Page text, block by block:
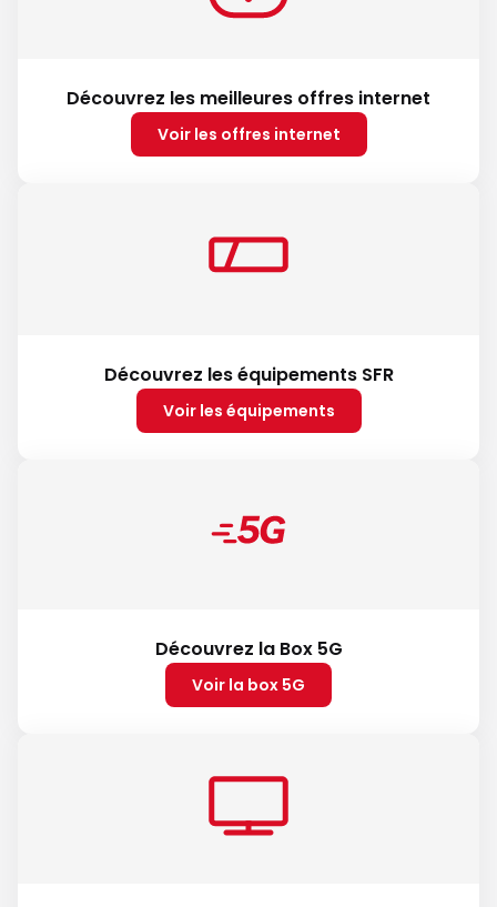
Découvrez les meilleures offres internet
Voir les offres internet
Découvrez les équipements SFR
Voir les équipements
Découvrez la Box 5G
Voir la box 5G